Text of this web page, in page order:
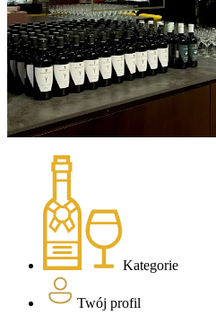
Kategorie
Twój profil